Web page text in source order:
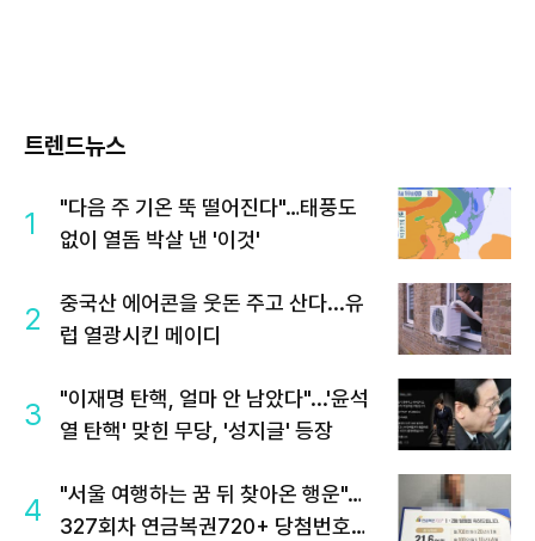
트렌드뉴스
1
"다음 주 기온 뚝 떨어진다"…태풍도
없이 열돔 박살 낸 '이것'
2
중국산 에어콘을 웃돈 주고 산다...유
럽 열광시킨 메이디
3
"이재명 탄핵, 얼마 안 남았다"...'윤석
열 탄핵' 맞힌 무당, '성지글' 등장
4
"서울 여행하는 꿈 뒤 찾아온 행운"…
327회차 연금복권720+ 당첨번호조